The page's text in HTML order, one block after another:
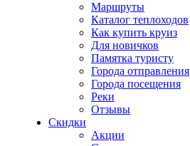
Маршруты
Каталог теплоходов
Как купить круиз
Для новичков
Памятка туристу
Города отправления
Города посещения
Реки
Отзывы
Скидки
Акции